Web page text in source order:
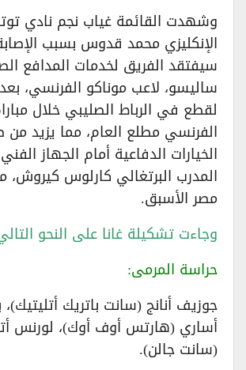
​وشهدت القائمة غياب نجم نادي
الإنكليزي محمد قدوس بسبب
سيفتقد الفريق لخدمات المدافع
ساليسو، لاعب موناكو الفرنسي،
لقطع في الرباط الصليبي خلال
الفرنسي مطلع العام، مما يزيد من
الخيارات الدفاعية أمام الجهاز
المدرب البرتغالي كارلوس كيروش،
مصر الأسبق.
​وجاءت تشكيلة غانا على النحو
​حراسة المرمى:
جوزيف أنانج (سانت باتريك أتليتيك)،
أساري (هارتس أوف أوك)، لورنس
(سانت جالن).